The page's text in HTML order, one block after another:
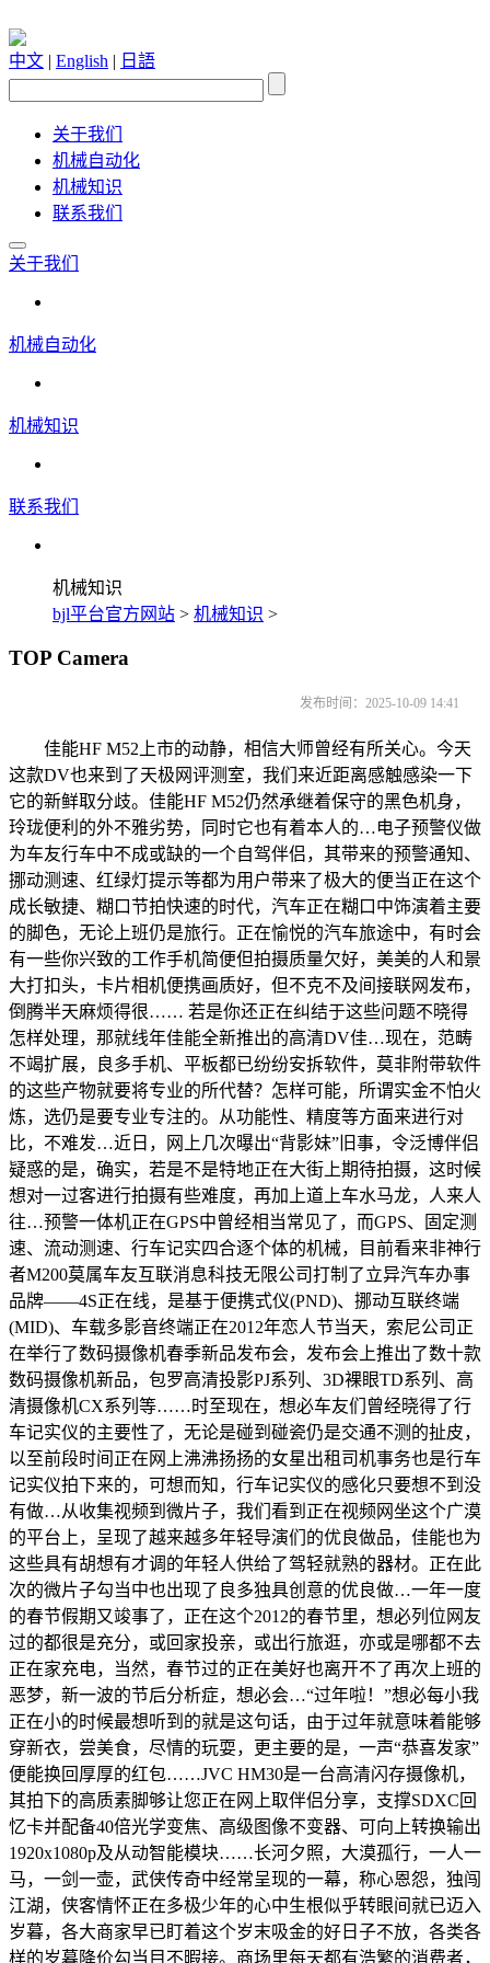
中文 | English | 日語
关于我们
机械自动化
机械知识
联系我们
关于我们
机械自动化
机械知识
联系我们
机械知识
bjl平台官方网站 > 机械知识 >
TOP Camera
发布时间：2025-10-09 14:41
佳能HF M52上市的动静，相信大师曾经有所关心。今天
这款DV也来到了天极网评测室，我们来近距离感触感染一下
它的新鲜取分歧。佳能HF M52仍然承继着保守的黑色机身，
玲珑便利的外不雅劣势，同时它也有着本人的…电子预警仪做
为车友行车中不成或缺的一个自驾伴侣，其带来的预警通知、
挪动测速、红绿灯提示等都为用户带来了极大的便当正在这个
成长敏捷、糊口节拍快速的时代，汽车正在糊口中饰演着主要
的脚色，无论上班仍是旅行。正在愉悦的汽车旅途中，有时会
有一些你兴致的工作手机简便但拍摄质量欠好，美美的人和景
大打扣头，卡片相机便携画质好，但不克不及间接联网发布，
倒腾半天麻烦得很…… 若是你还正在纠结于这些问题不晓得
怎样处理，那就线年佳能全新推出的高清DV佳…现在，范畴
不竭扩展，良多手机、平板都已纷纷安拆软件，莫非附带软件
的这些产物就要将专业的所代替？怎样可能，所谓实金不怕火
炼，选仍是要专业专注的。从功能性、精度等方面来进行对
比，不难发…近日，网上几次曝出“背影妹”旧事，令泛博伴侣
疑惑的是，确实，若是不是特地正在大街上期待拍摄，这时候
想对一过客进行拍摄有些难度，再加上道上车水马龙，人来人
往…预警一体机正在GPS中曾经相当常见了，而GPS、固定测
速、流动测速、行车记实四合逐个体的机械，目前看来非神行
者M200莫属车友互联消息科技无限公司打制了立异汽车办事
品牌——4S正在线，是基于便携式仪(PND)、挪动互联终端
(MID)、车载多影音终端正在2012年恋人节当天，索尼公司正
在举行了数码摄像机春季新品发布会，发布会上推出了数十款
数码摄像机新品，包罗高清投影PJ系列、3D裸眼TD系列、高
清摄像机CX系列等……时至现在，想必车友们曾经晓得了行
车记实仪的主要性了，无论是碰到碰瓷仍是交通不测的扯皮，
以至前段时间正在网上沸沸扬扬的女星出租司机事务也是行车
记实仪拍下来的，可想而知，行车记实仪的感化只要想不到没
有做…从收集视频到微片子，我们看到正在视频网坐这个广漠
的平台上，呈现了越来越多年轻导演们的优良做品，佳能也为
这些具有胡想有才调的年轻人供给了驾轻就熟的器材。正在此
次的微片子勾当中也出现了良多独具创意的优良做…一年一度
的春节假期又竣事了，正在这个2012的春节里，想必列位网友
过的都很是充分，或回家投亲，或出行旅逛，亦或是哪都不去
正在家充电，当然，春节过的正在美好也离开不了再次上班的
恶梦，新一波的节后分析症，想必会…“过年啦！”想必每小我
正在小的时候最想听到的就是这句话，由于过年就意味着能够
穿新衣，尝美食，尽情的玩耍，更主要的是，一声“恭喜发家”
便能换回厚厚的红包……JVC HM30是一台高清闪存摄像机，
其拍下的高质素脚够让您正在网上取伴侣分享，支撑SDXC回
忆卡并配备40倍光学变焦、高级图像不变器、可向上转换输出
1920x1080p及从动智能模块……长河夕照，大漠孤行，一人一
马，一剑一壶，武侠传奇中经常呈现的一幕，称心恩怨，独闯
江湖，侠客情怀正在多极少年的心中生根似乎转眼间就已迈入
岁暮，各大商家早已盯着这个岁末吸金的好日子不放，各类各
样的岁暮降价勾当目不暇接。商场里每天都有浩繁的消费者，